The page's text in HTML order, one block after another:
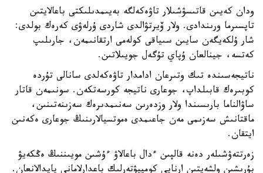
ودان كەيىن قاتىسۋشىلار تاۋەكەلگە بەيىمدىلىكتى باعالايتىن
تاپسىرما ورىندادى. ولار ۆيرتۋالدى شاردى ۇرلەۋى كەرەك بولدى:
شار ۇلكەيگەن سايىن سىياقى كولەمى ارتقانىمەن، جارىلىپ
كەتسە، جينالعان ۇپاي تۇگەل جويىلاتىن.
ناتيجەسىندە تىك وتىرعان ادامدار تاۋەكەلدى سانالى تۇردە
كوبىرەك قابىلداپ، جوعارى ناتيجە كورسەتكەن. سونىمەن قاتار
ساۋالناما بارىسىندا ولار وزدەرىن سەنىمدىرەك سەزىنەتىنىن،
ماقتانىش سەزىمى مەن جاعىمدى ەموتسيالارىنىڭ جوعارى ەكەنىن
ايتقان.
زەرتتەۋشىلەر دەنە قالپىن ءدال باعالاۋ ءۇشىن مويىننىڭ ەڭكەيۋ